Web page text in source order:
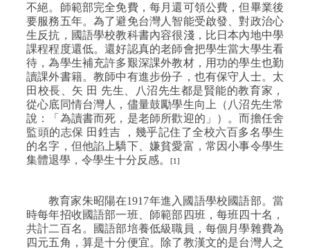
不絕。師範部完全免費，每月還可領公費，但畢業後
要服務五年。為了避免台灣人智能受啟發、對政治心
生反抗，國語學校教科書內容很淺，比日本內地中學
課程程度還低。還好認真的老師會把學生當大學生看
待，為學生補充許多艱深課外教材，用功的學生也勤
讀課外書籍。教師中有進步份子，也有保守人士。太
田校長、矢 田 先生、八沼先生都是賢能的教育家，
從心底同情台灣人，儘量鼓勵學生向上（八沼先生常
說：「為讀書而死，是老師所歡迎的」）。而擔任舍
監頭的志保 田鉎吉
，幾乎記住了全校六百多名學生
的名字，但他諂上驕下、嫌貧愛富，常因小事令學生
集體退學，令學生十分反感。
[1]
教育家朱昭陽在1917年進入國語學校國語部。當
時每年招收國語部一班、師範部四班，每班四十名，
共計二百名。國語部培養低級職員，每個月學雜費為
四元五角，算是十分便宜。除了教漢文的是台灣人之